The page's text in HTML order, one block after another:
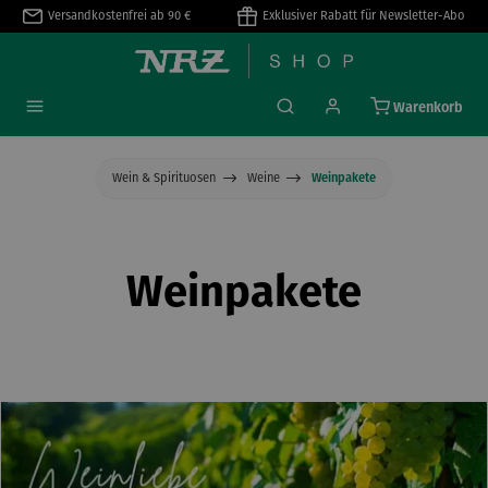
springen
Versandkostenfrei ab 90 € Exklusiver Rabatt für Newsletter-Abo
Warenkorb
Wein & Spirituosen Weine Weinpakete
Weinpakete